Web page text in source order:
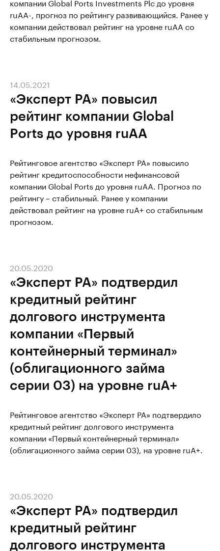
ruAA-, прогноз по рейтингу развивающийся. Ранее у
компании действовал рейтинг на уровне ruAA со
стабильным прогнозом.
«Эксперт РА» повысил
рейтинг компании Global
Ports до уровня ruAA
14.05.2021
Рейтинговое агентство «Эксперт РА» повысило
рейтинг кредитоспособности нефинансовой
компании Global Ports до уровня ruAA. Прогноз по
рейтингу – стабильный. Ранее у компании
действовал рейтинг на уровне ruA+ со стабильным
прогнозом.
«Эксперт РА» подтвердил
кредитный рейтинг
долгового инструмента
компании «Первый
контейнерный терминал»
(облигационного займа
серии 03) на уровне ruА+
20.05.2020
Рейтинговое агентство «Эксперт РА» подтвердило
кредитный рейтинг долгового инструмента
компании «Первый контейнерный терминал»
(облигационного займа серии 03), на уровне ruА+.
«Эксперт РА» подтвердил
кредитный рейтинг
долгового инструмента
20.05.2020